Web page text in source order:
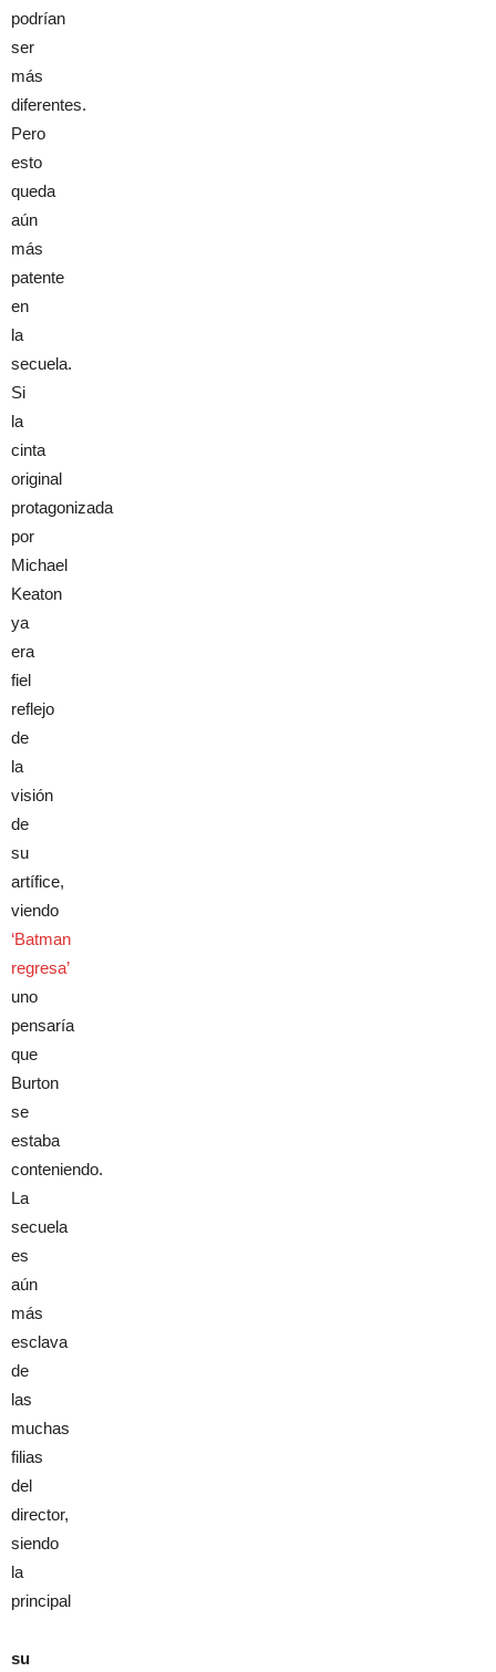
podrían
ser
más
diferentes.
Pero
esto
queda
aún
más
patente
en
la
secuela.
Si
la
cinta
original
protagonizada
por
Michael
Keaton
ya
era
fiel
reflejo
de
la
visión
de
su
artífice,
viendo
‘Batman
regresa’
uno
pensaría
que
Burton
se
estaba
conteniendo.
La
secuela
es
aún
más
esclava
de
las
muchas
filias
del
director,
siendo
la
principal
su